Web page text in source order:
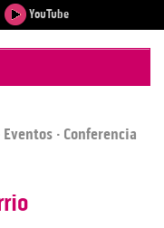
YouTube
Eventos · Conferencia